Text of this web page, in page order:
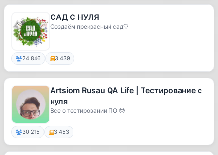
САД С НУЛЯ
Создаём прекрасный сад🤍
24 846 3 439
Artsiom Rusau QA Life | Тестирование с
нуля
Все о тестировании ПО 🤓
30 215 3 453